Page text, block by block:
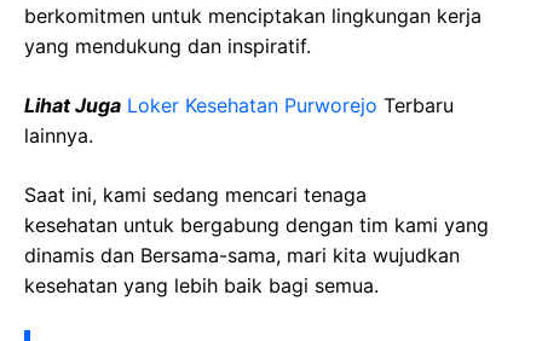
berkomitmen untuk menciptakan lingkungan kerja
yang mendukung dan inspiratif.
Lihat Juga Loker Kesehatan Purworejo Terbaru
lainnya.
Saat ini, kami sedang mencari tenaga
kesehatan untuk bergabung dengan tim kami yang
dinamis dan Bersama-sama, mari kita wujudkan
kesehatan yang lebih baik bagi semua.